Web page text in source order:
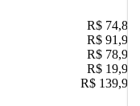
R$ 74,80
R$ 91,90
R$ 78,90
R$ 19,90
R$ 139,90